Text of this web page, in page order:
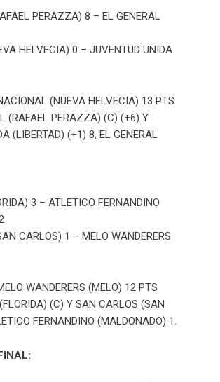
PERAZZA) 8 – EL GENERAL
HELVECIA) 0 – JUVENTUD UNIDA
(NUEVA HELVECIA) 13 PTS
(RAFAEL PERAZZA) (C) (+6) Y
(LIBERTAD) (+1) 8, EL GENERAL
3 – ATLETICO FERNANDINO
CARLOS) 1 – MELO WANDERERS
WANDERERS (MELO) 12 PTS
(C) Y SAN CARLOS (SAN
FERNANDINO (MALDONADO) 1.